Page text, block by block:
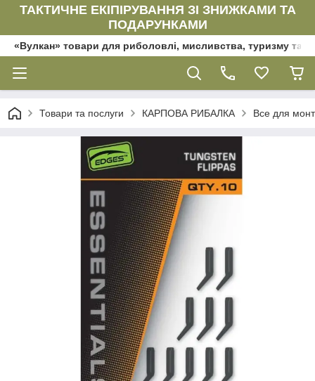
ТАКТИЧНЕ ЕКІПІРУВАННЯ ЗІ ЗНИЖКАМИ ТА
ПОДАРУНКАМИ
«Вулкан» товари для риболовлі, мисливства, туризму та
Товари та послуги КАРПОВА РИБАЛКА Все для